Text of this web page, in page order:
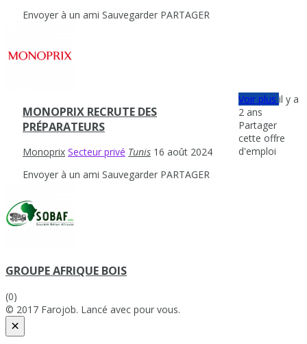
Envoyer à un ami Sauvegarder PARTAGER
MONOPRIX RECRUTE DES
PRÉPARATEURS
Monoprix Secteur privé Tunis 16 août 2024
Envoyer à un ami Sauvegarder PARTAGER
Voir plusil y a
2 ans
Partager
cette offre
d'emploi
GROUPE AFRIQUE BOIS
(0)
© 2017 Farojob. Lancé avec pour vous.
×